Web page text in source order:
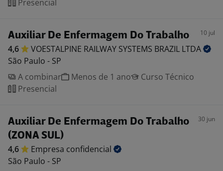
Presencial
Auxiliar De Enfermagem Do Trabalho 10 jul
4,6 VOESTALPINE RAILWAY SYSTEMS BRAZIL LTDA
São Paulo - SP
A combinar
Menos de 1 ano
Curso Técnico
Presencial
Auxiliar De Enfermagem Do Trabalho
(ZONA SUL)
30 jun
4,6 Empresa confidencial
São Paulo - SP